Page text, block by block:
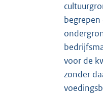
begrepen
voor de
zonder